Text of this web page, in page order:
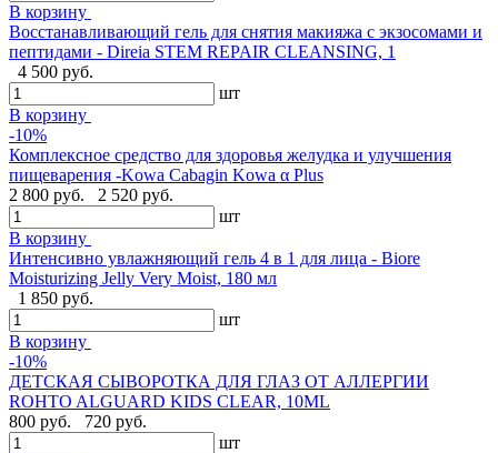
В корзину
Восстанавливающий гель для снятия макияжа с экзосомами и
пептидами - Direia STEM REPAIR CLEANSING, 1
4 500 руб.
шт
В корзину
-10%
Комплексное средство для здоровья желудка и улучшения
пищеварения -Kowa Cabagin Kowa α Plus
2 800 руб.
2 520 руб.
шт
В корзину
Интенсивно увлажняющий гель 4 в 1 для лица - Biore
Moisturizing Jelly Very Moist, 180 мл
1 850 руб.
шт
В корзину
-10%
ДЕТСКАЯ СЫВОРОТКА ДЛЯ ГЛАЗ ОТ АЛЛЕРГИИ
ROHTO ALGUARD KIDS CLEAR, 10ML
800 руб.
720 руб.
шт